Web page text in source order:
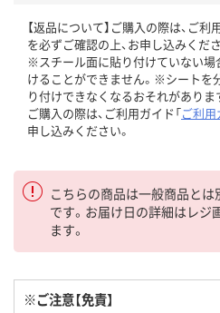
【返品について】ご購入の際は、ご利
を必ずご確認の上、お申し込みくださ
※スチール面に貼り付けていない場
けることができません。※シートを
り付けできなくなるおそれがありま
ご購入の際は、ご利用ガイド「ご利用
申し込みください。
こちらの商品は一般商品と
です。お届け日の詳細はレジ
ます。
※ご注意【免責】